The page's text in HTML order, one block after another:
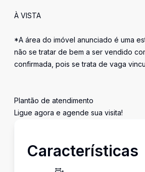
À VISTA
*A área do imóvel anunciado é uma
não se tratar de bem a ser vendido
confirmada, pois se trata de vaga
Plantão de atendimento
Ligue agora e agende sua visita!
Características